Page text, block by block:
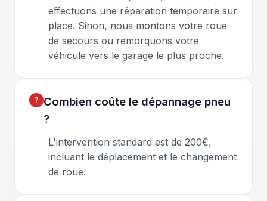
effectuons une réparation temporaire sur
place. Sinon, nous montons votre roue
de secours ou remorquons votre
véhicule vers le garage le plus proche.
Combien coûte le dépannage pneu
?
L'intervention standard est de 200€,
incluant le déplacement et le changement
de roue.